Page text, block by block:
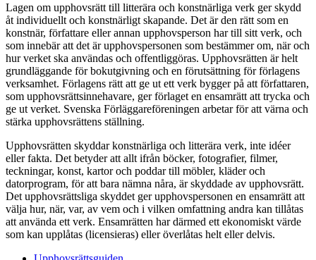
Lagen om upphovsrätt till litterära och konstnärliga verk ger skydd
åt individuellt och konstnärligt skapande. Det är den rätt som en
konstnär, författare eller annan upphovsperson har till sitt verk, och
som innebär att det är upphovspersonen som bestämmer om, när och
hur verket ska användas och offentliggöras. Upphovsrätten är helt
grundläggande för bokutgivning och en förutsättning för förlagens
verksamhet. Förlagens rätt att ge ut ett verk bygger på att författaren,
som upphovsrättsinnehavare, ger förlaget en ensamrätt att trycka och
ge ut verket. Svenska Förläggareföreningen arbetar för att värna och
stärka upphovsrättens ställning.
Upphovsrätten skyddar konstnärliga och litterära verk, inte idéer
eller fakta. Det betyder att allt ifrån böcker, fotografier, filmer,
teckningar, konst, kartor och poddar till möbler, kläder och
datorprogram, för att bara nämna nåra, är skyddade av upphovsrätt.
Det upphovsrättsliga skyddet ger upphovspersonen en ensamrätt att
välja hur, när, var, av vem och i vilken omfattning andra kan tillåtas
att använda ett verk. Ensamrätten har därmed ett ekonomiskt värde
som kan upplåtas (licensieras) eller överlåtas helt eller delvis.